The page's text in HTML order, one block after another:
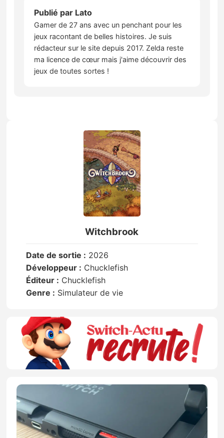
Publié par Lato
Gamer de 27 ans avec un penchant pour les
jeux racontant de belles histoires. Je suis
rédacteur sur le site depuis 2017. Zelda reste
ma licence de cœur mais j'aime découvrir des
jeux de toutes sortes !
Witchbrook
Date de sortie : 2026
Développeur : Chucklefish
Éditeur : Chucklefish
Genre : Simulateur de vie